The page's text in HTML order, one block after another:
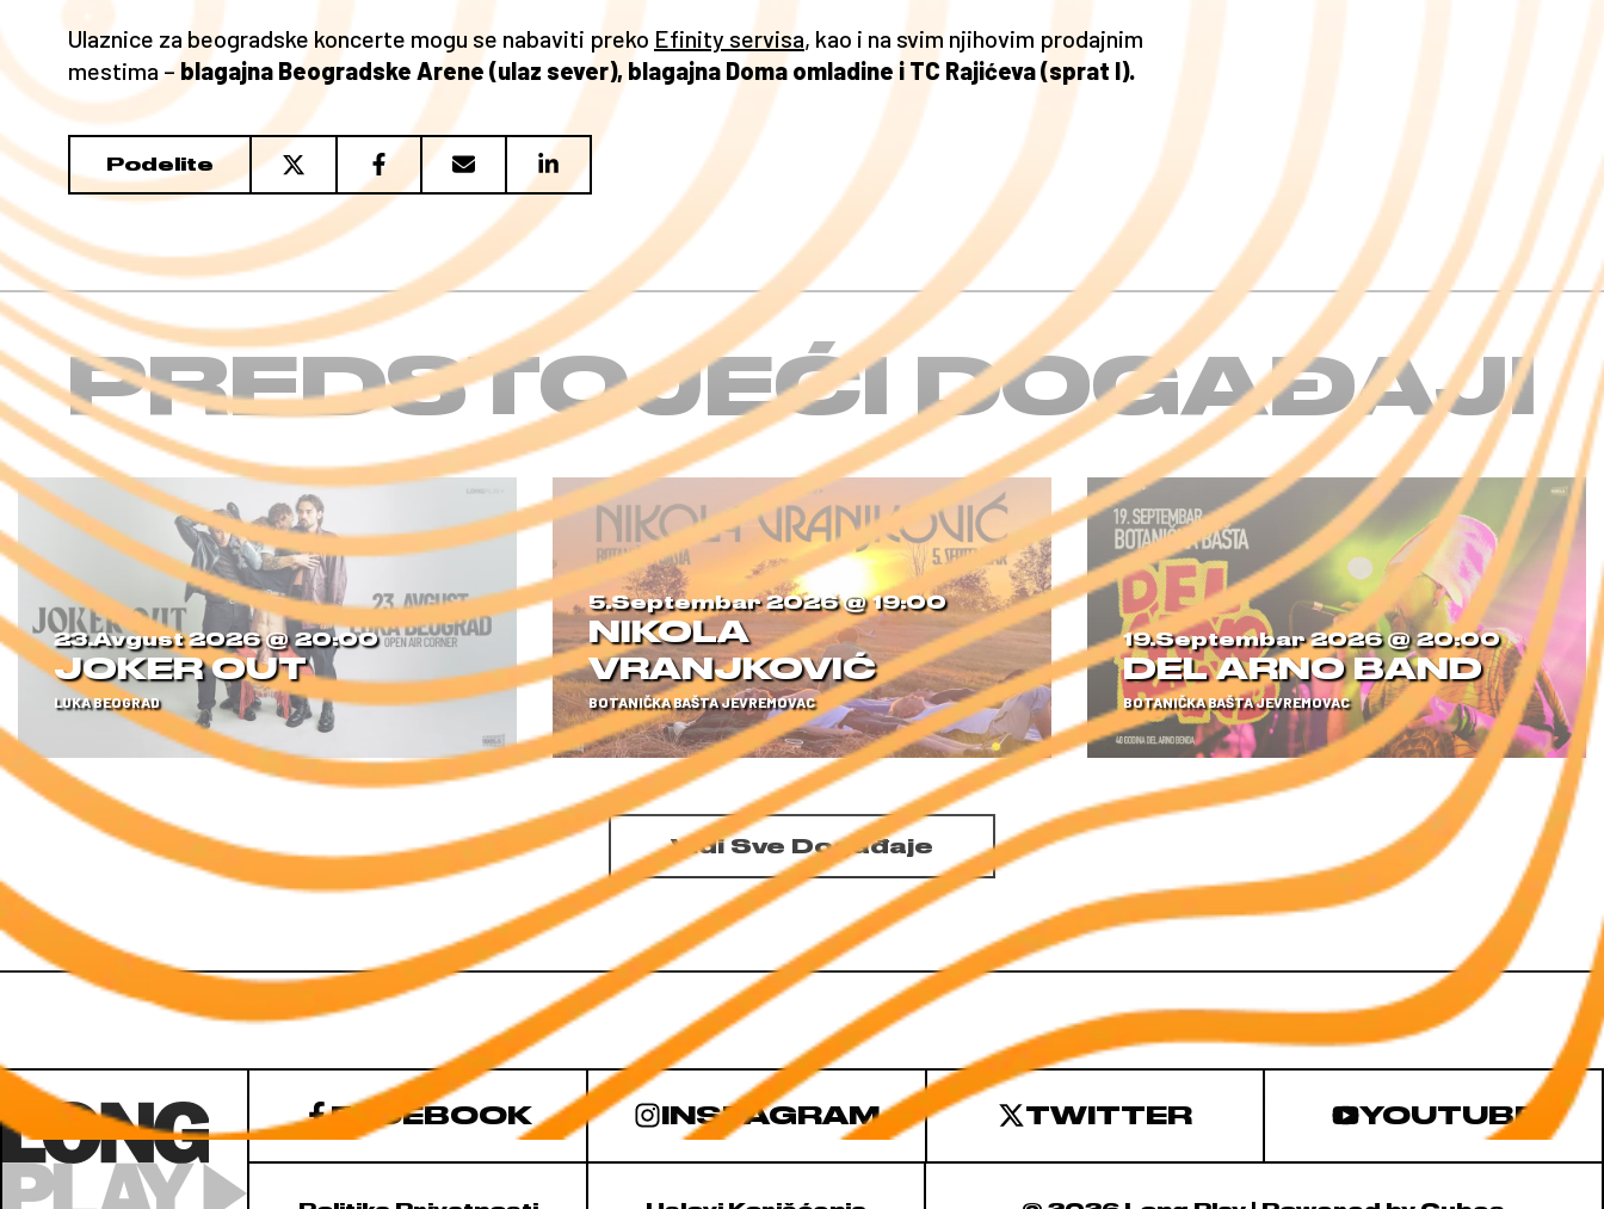
Ulaznice za beogradske koncerte mogu se nabaviti preko Efinity servisa, kao i na svim njihovim prodajnim
mestima – blagajna Beogradske Arene (ulaz sever), blagajna Doma omladine i TC Rajićeva (sprat I).
Podelite
PREDSTOJEĆI DOGAĐAJI
23.avgust 2026 @ 20:00
JOKER OUT
LUKA BEOGRAD
5.septembar 2026 @ 19:00
NIKOLA
VRANJKOVIĆ
BOTANIČKA BAŠTA JEVREMOVAC
19.septembar 2026 @ 20:00
DEL ARNO BAND
BOTANIČKA BAŠTA JEVREMOVAC
Vidi Sve Događaje
FACEBOOK INSTAGRAM TWITTER YOUTUBE